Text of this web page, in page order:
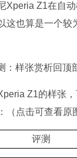
Xperia Z1在自
这也算是一个较
：样张赏析回顶
Z1的样张，
（点击可查看原